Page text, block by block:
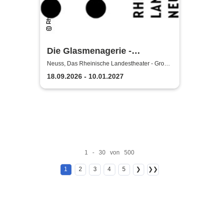
Die Glasmenagerie -
Rheinisches Landestheater
Neuss
Neuss, Das Rheinische Landestheater - Große
Bühne
18.09.2026 - 10.01.2027
1 - 30 von 500
1 2 3 4 5 ❯ ❯❯